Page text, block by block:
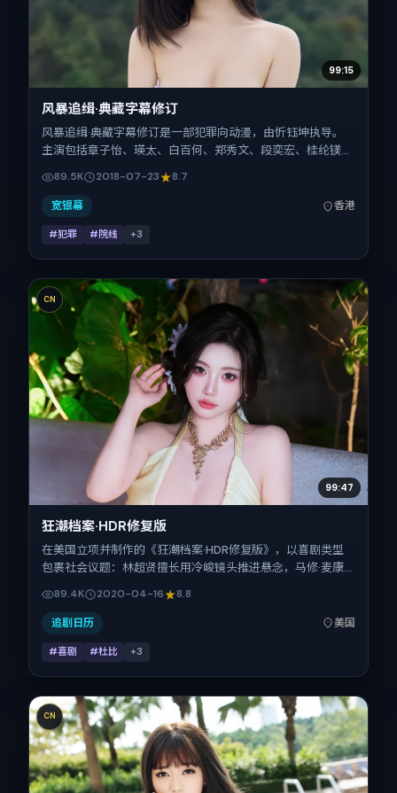
99:15
风暴追缉·典藏字幕修订
风暴追缉·典藏字幕修订是一部犯罪向动漫，由忻钰坤执导。
主演包括章子怡、瑛太、白百何、郑秀文、段奕宏、桂纶镁。
面，首映日期 2018-07-23，正片时长162分钟。
89.5K 2018-07-23 8.7
宽银幕 香港
#犯罪 #院线 +3
CN
99:47
狂潮档案·HDR修复版
在美国立项并制作的《狂潮档案·HDR修复版》，以喜剧类型
包裹社会议题：林超贤擅长用冷峻镜头推进悬念，马修·麦康
时间：2020-04-16；片长140分钟；适合关注现实质感与类
型片结构的观众。
89.4K 2020-04-16 8.8
追剧日历 美国
#喜剧 #杜比 +3
CN